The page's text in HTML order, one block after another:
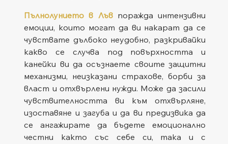
Пълнолунието в Лъв поражда интензивни
емоции, които могат да ви накарат да се
чувствате дълбоко неудобно, разкривайки
какво се случва под повърхността и
канейки ви да осъзнаете своите защитни
механизми, неизказани страхове, борби за
власт и отхвърлени нужди. Може да засили
чувствителността ви към отхвърляне,
изоставяне и загуба и да ви предизвика да
се ангажирате да бъдете емоционално
честни както със себе си, така и с